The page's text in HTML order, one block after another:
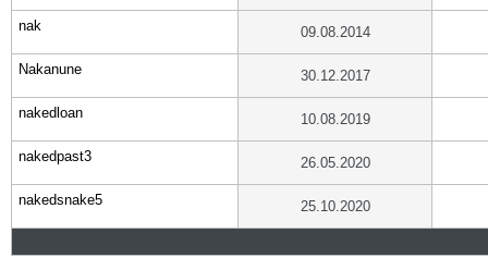
nak 09.08.2014
Nakanune 30.12.2017
nakedloan 10.08.2019
nakedpast3 26.05.2020
nakedsnake5 25.10.2020